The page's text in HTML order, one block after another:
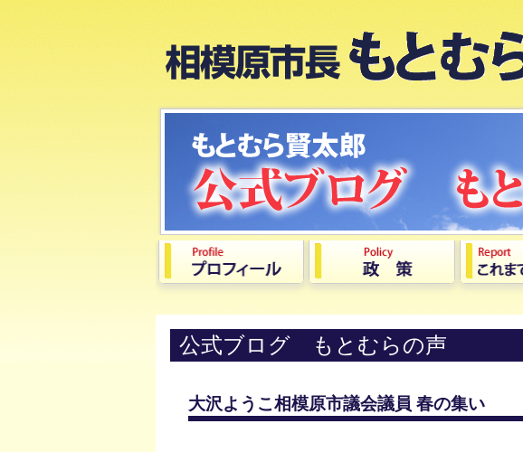
公式ブログ もとむらの声
大沢ようこ相模原市議会議員 春の集い